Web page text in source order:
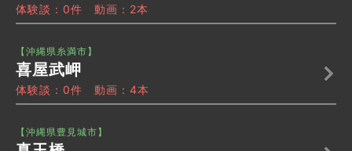
体験談：0件 動画：2本
【沖縄県糸満市】
喜屋武岬
体験談：0件 動画：4本
【沖縄県豊見城市】